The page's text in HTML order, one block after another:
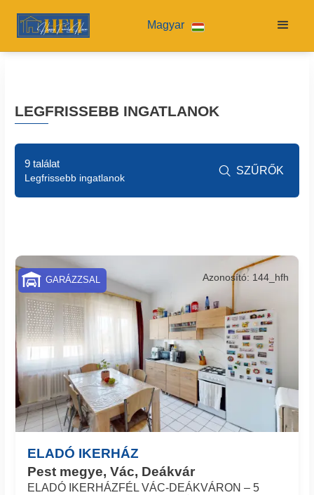
Magyar
LEGFRISSEBB INGATLANOK
ELADÓ IKERHÁZ
Pest megye, Vác, Deákvár
Azonosító: 144_hfh
ELADÓ IKERHÁZFÉL VÁC-DEÁKVÁRON – 5
GARÁZZSAL
9 találat
Legfrissebb ingatlanok
 SZŰRŐK